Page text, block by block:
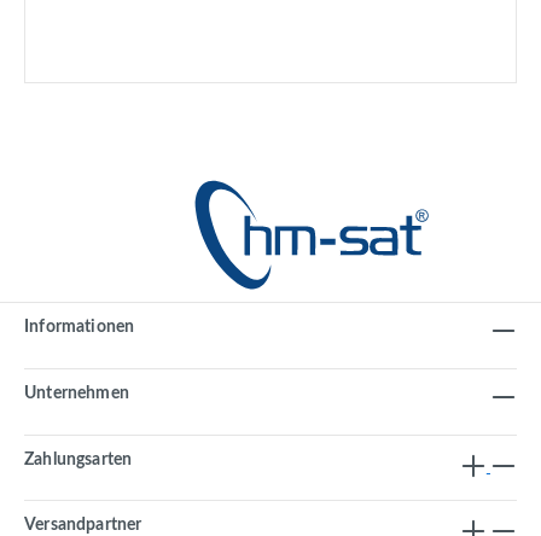
Informationen
Unternehmen
Zahlungsarten
Versandpartner